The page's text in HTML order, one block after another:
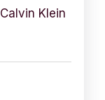
Klein